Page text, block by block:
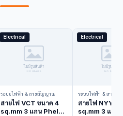
Electrical
ระบบไฟฟ้า & สายสัญญาณ
สายไฟ VCT ขนาด 4
sq.mm 3 แกน Phelps
Electrical
ระบบไฟฟ้า & สายสั
สายไฟ NYY ข
sq.mm 3 แกน